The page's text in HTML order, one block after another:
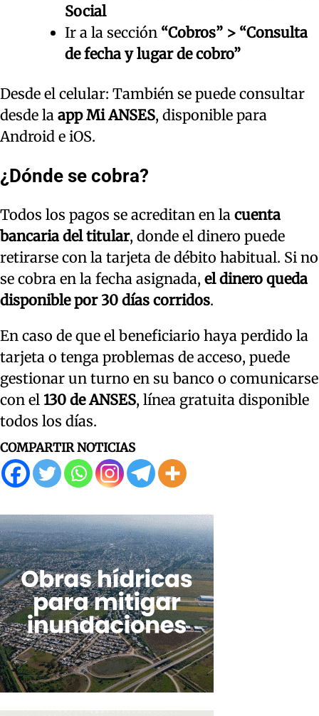
Social
Ir a la sección “Cobros” > “Consulta
de fecha y lugar de cobro”
Desde el celular: También se puede consultar
desde la app Mi ANSES, disponible para
Android e iOS.
¿Dónde se cobra?
Todos los pagos se acreditan en la cuenta
bancaria del titular, donde el dinero puede
retirarse con la tarjeta de débito habitual. Si no
se cobra en la fecha asignada, el dinero queda
disponible por 30 días corridos.
En caso de que el beneficiario haya perdido la
tarjeta o tenga problemas de acceso, puede
gestionar un turno en su banco o comunicarse
con el 130 de ANSES, línea gratuita disponible
todos los días.
COMPARTIR NOTICIAS